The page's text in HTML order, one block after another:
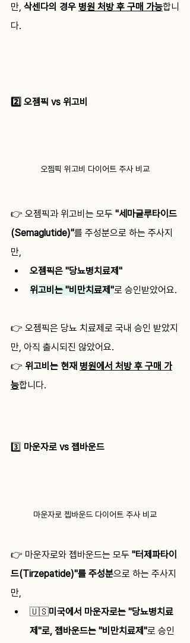
만, 삭센다의 경우 병원 처방 후 구매 가능합니
다.
2️⃣ 오젬픽 vs 위고비
오젬픽 위고비 다이어트 주사 비교
👉 오젬픽과 위고비는 모두 "세마글루타이드
(Semaglutide)"를 주성분으로 하는 주사지
만,
오젬픽은 "당뇨병치료제"
위고비는 "비만치료제"로 승인받았어요.
👉 오젬픽은 당뇨 치료제로 국내 승인 받았지
만, 아직 출시되진 않았어요.
👉 위고비는 현재 병원에서 처방 후 구매 가
능합니다.
3️⃣ 마운자로 vs 젭바운드
마운자로 젭바운드 다이어트 주사 비교
👉 마운자로와 젭바운드는 모두 "터제파타이
드(Tirzepatide)"를 주성분으로 하는 주사지
만,
🇺🇸미국에서 마운자로는 "당뇨병치료
제"로, 젭바운드는 "비만치료제"로 승인